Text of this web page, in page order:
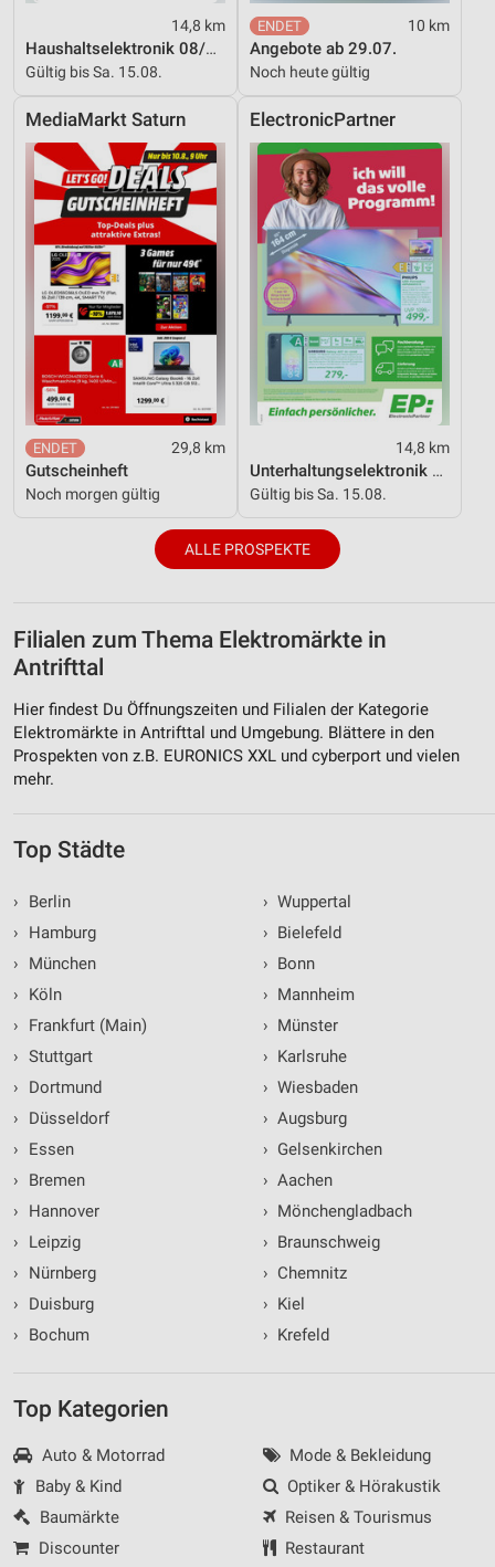
14,8 km
Haushaltselektronik 08/2026
Gültig bis Sa. 15.08.
10 km
Angebote ab 29.07.
Noch heute gültig
MediaMarkt Saturn
29,8 km
Gutscheinheft
Noch morgen gültig
ElectronicPartner
14,8 km
Unterhaltungselektronik 08/2026
Gültig bis Sa. 15.08.
ALLE PROSPEKTE
Filialen zum Thema Elektromärkte in
Antrifttal
Hier findest Du Öffnungszeiten und Filialen der Kategorie
Elektromärkte in Antrifttal und Umgebung. Blättere in den
Prospekten von z.B. EURONICS XXL und cyberport und vielen
mehr.
Top Städte
›
Berlin
›
Hamburg
›
München
›
Köln
›
Frankfurt (Main)
› Stuttgart
›
Dortmund
›
Düsseldorf
›
Essen
›
Bremen
›
Hannover
›
Leipzig
›
Nürnberg
›
Duisburg
›
Bochum
› Wuppertal
› Bielefeld
› Bonn
› Mannheim
› Münster
› Karlsruhe
› Wiesbaden
› Augsburg
› Gelsenkirchen
› Aachen
› Mönchengladbach
› Braunschweig
› Chemnitz
› Kiel
› Krefeld
Top Kategorien
Auto & Motorrad
Baby & Kind
Baumärkte
Discounter
Mode & Bekleidung
Optiker & Hörakustik
Reisen & Tourismus
Restaurant